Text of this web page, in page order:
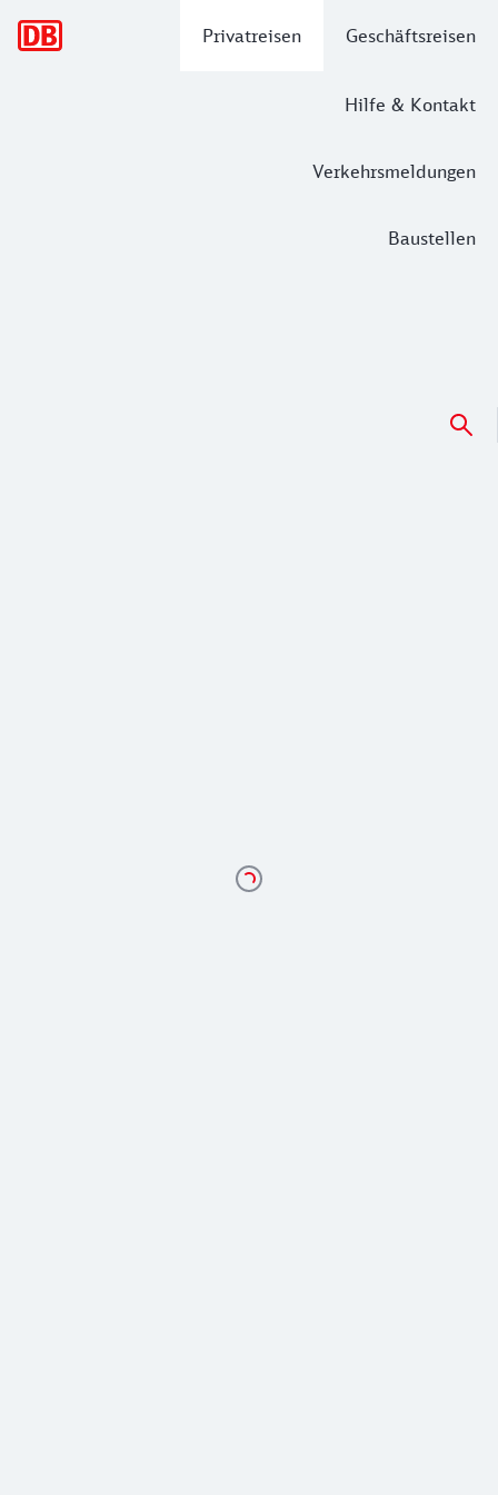
Privatreisen Geschäftsreisen
Hilfe & Kontakt
Verkehrsmeldungen
Baustellen